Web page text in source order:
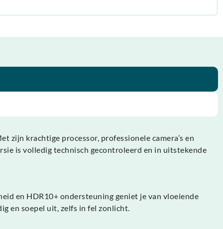
zijn krachtige processor, professionele camera’s en
is volledig technisch gecontroleerd en in uitstekende
en HDR10+ ondersteuning geniet je van vloeiende
en soepel uit, zelfs in fel zonlicht.